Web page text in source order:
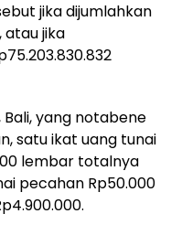
jika dijumlahkan
atau jika
Bali, yang notabene
satu ikat uang tunai
lembar totalnya
pecahan Rp50.000